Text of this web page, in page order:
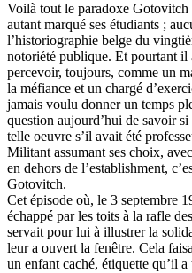
Voilà tout le paradoxe Gotovitch
autant marqué ses étudiants ;
l’historiographie belge du
notoriété publique. Et pourtant il
percevoir, toujours, comme un
la méfiance et un chargé
jamais voulu donner un temps
question aujourd’hui de savoir
telle oeuvre s’il avait été
Militant assumant ses choix,
en dehors de l’establishment,
Gotovitch.
Cet épisode où, le 3 septembre
échappé par les toits à la rafle
servait pour lui à illustrer la
leur a ouvert la fenêtre. Cela
un enfant caché, étiquette qu’il